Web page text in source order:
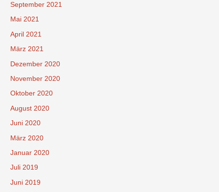
September 2021
Mai 2021
April 2021
März 2021
Dezember 2020
November 2020
Oktober 2020
August 2020
Juni 2020
März 2020
Januar 2020
Juli 2019
Juni 2019